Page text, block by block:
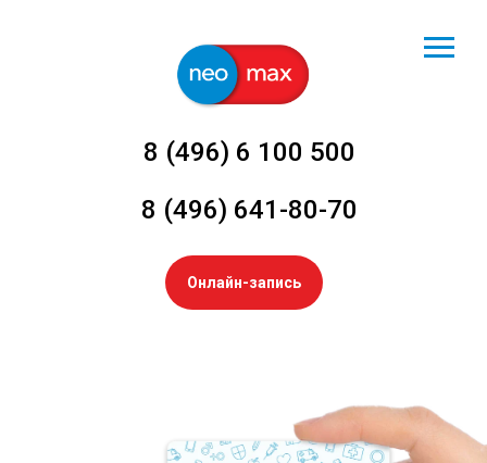
8 (496) 6 100 500
8 (496) 641-80-70
Онлайн-запись